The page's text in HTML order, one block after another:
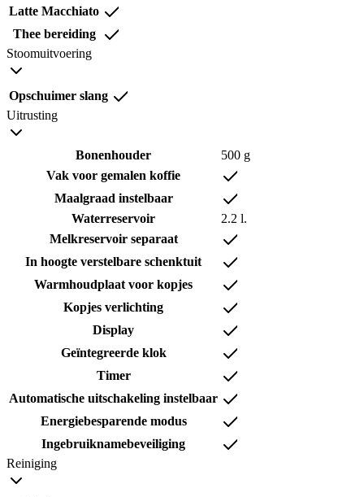
Latte Macchiato
Thee bereiding
Stoomuitvoering
Opschuimer slang
Uitrusting
Bonenhouder
500 g
Vak voor gemalen koffie
Maalgraad instelbaar
Waterreservoir
2.2 l.
Melkreservoir separaat
In hoogte verstelbare schenktuit
Warmhoudplaat voor kopjes
Kopjes verlichting
Display
Geïntegreerde klok
Timer
Automatische uitschakeling instelbaar
Energiebesparende modus
Ingebruiknamebeveiliging
Reiniging